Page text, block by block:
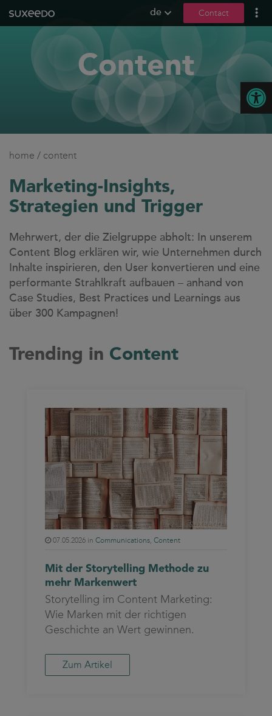
de Contact
what we do
leadgenerierung
content marketing
social media
b2b marketing
seeding
ux und conversions
about us
references
case studies
whitepaper
branchen
magazine
Content
home / content
Marketing-Insights,
Strategien und Trigger
Mehrwert, der die Zielgruppe abholt: In unserem
Content Blog erklären wir, wie Unternehmen durch
Inhalte inspirieren, den User konvertieren und eine
performante Strahlkraft aufbauen – anhand von
Case Studies, Best Practices und Learnings aus
über 300 Kampagnen!
Trending in Content
07.05.2026 in Communications, Content
Mit der Storytelling Methode zu
mehr Markenwert
Storytelling im Content Marketing:
Wie Marken mit der richtigen
Geschichte an Wert gewinnen.
Zum Artikel